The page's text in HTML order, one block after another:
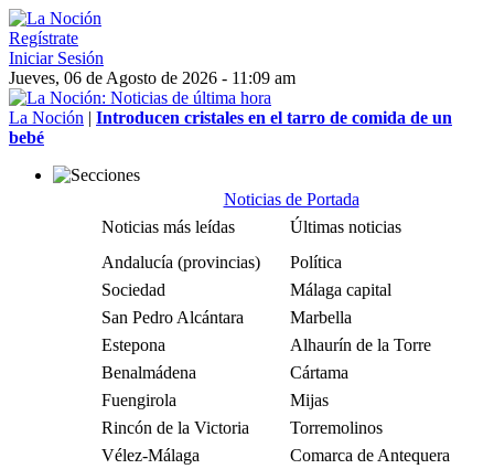
Regístrate
Iniciar Sesión
Jueves, 06 de Agosto de 2026 - 11:09 am
La Noción | Introducen cristales en el tarro de comida de un
bebé
Noticias de Portada
Noticias más leídas
Últimas noticias
Andalucía (provincias)
Política
Sociedad
Málaga capital
San Pedro Alcántara
Marbella
Estepona
Alhaurín de la Torre
Benalmádena
Cártama
Fuengirola
Mijas
Rincón de la Victoria
Torremolinos
Vélez-Málaga
Comarca de Antequera